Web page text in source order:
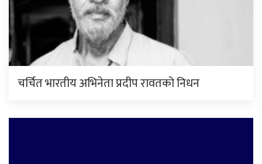
चर्चित भारतीय अभिनेता प्रदीप रावतको निधन